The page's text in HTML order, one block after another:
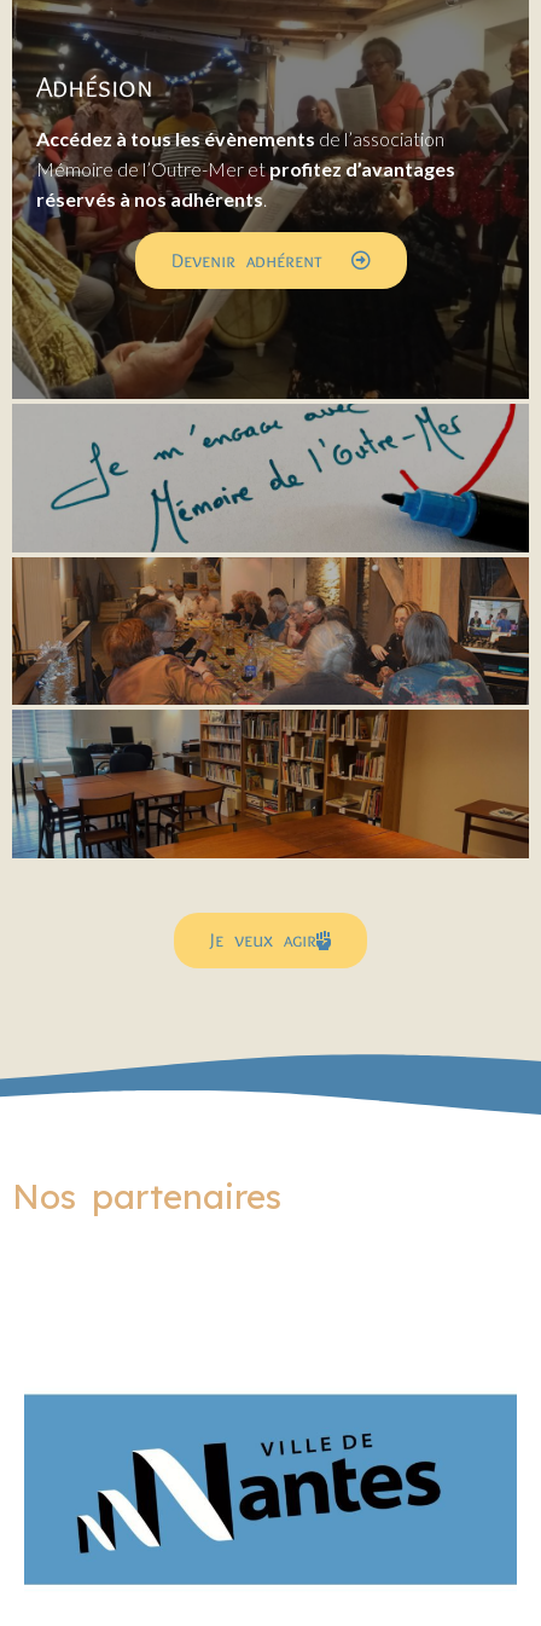
Adhésion
Accédez à tous les évènements de l’association
Mémoire de l’Outre-Mer etprofitez d’avantages
réservés à nos adhérents.
Devenir adhérent
Je veux agir
Nos partenaires